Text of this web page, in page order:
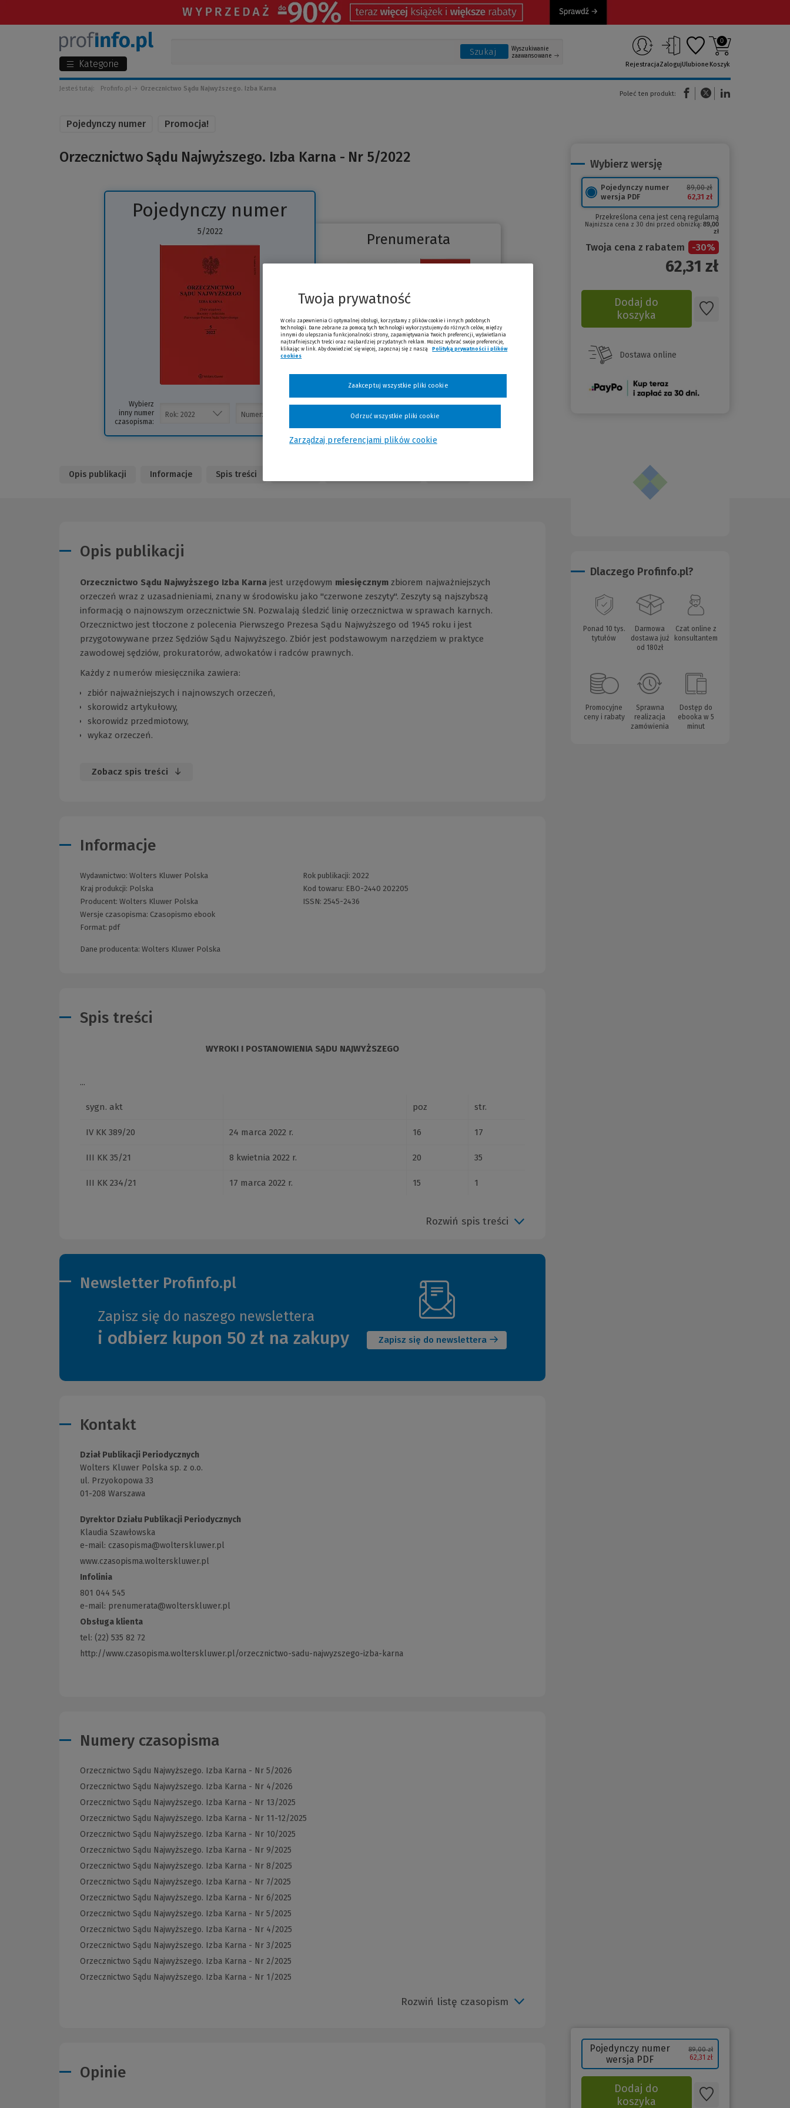
Kategorie
Szukaj
Wyszukiwanie
zaawansowane
RejestracjaZalogujUlubione
0
Koszyk
Jesteś tutaj: Profinfo.pl Orzecznictwo Sądu Najwyższego. Izba Karna
Poleć ten produkt:
(Nowe okno)(Link do innej strony)
Pojedynczy numer Promocja!
Orzecznictwo Sądu Najwyższego. Izba Karna - Nr 5/2022
Pojedynczy numer
5/2022
Wybierz
inny numer
czasopisma:
Prenumerata
Sprawdź
Opis publikacji Informacje Spis treści
Opis publikacji
Orzecznictwo Sądu Najwyższego Izba Karna jest urzędowym miesięcznym zbiorem najważniejszych
orzeczeń wraz z uzasadnieniami, znany w środowisku jako "czerwone zeszyty". Zeszyty są najszybszą
informacją o najnowszym orzecznictwie SN. Pozwalają śledzić linię orzecznictwa w sprawach karnych.
Orzecznictwo jest tłoczone z polecenia Pierwszego Prezesa Sądu Najwyższego od 1945 roku i jest
przygotowywane przez Sędziów Sądu Najwyższego. Zbiór jest podstawowym narzędziem w praktyce
zawodowej sędziów, prokuratorów, adwokatów i radców prawnych.
Każdy z numerów miesięcznika zawiera:
zbiór najważniejszych i najnowszych orzeczeń,
skorowidz artykułowy,
skorowidz przedmiotowy,
wykaz orzeczeń.
Zobacz spis treści
Informacje
Wydawnictwo: Wolters Kluwer Polska
Kraj produkcji: Polska
Producent: Wolters Kluwer Polska
Wersje czasopisma: Czasopismo ebook
Format: pdf
Rok publikacji: 2022
Kod towaru: EBO-2440 202205
ISSN: 2545-2436
Dane producenta: Wolters Kluwer Polska
Spis treści
WYROKI I POSTANOWIENIA SĄDU NAJWYŻSZEGO
...
sygn. akt poz str.
IV KK 389/20 24 marca 2022 r. 16 17
III KK 35/21 8 kwietnia 2022 r. 20 35
III KK 234/21 17 marca 2022 r. 15 1
Rozwiń spis treści
Newsletter Profinfo.pl
Zapisz się do naszego newslettera
i odbierz kupon 50 zł na zakupy Zapisz się do newslettera
okno)
Kontakt
Dział Publikacji Periodycznych
Wolters Kluwer Polska sp. z o.o.
ul. Przyokopowa 33
01-208 Warszawa
Dyrektor Działu Publikacji Periodycznych
Klaudia Szawłowska
e-mail: czasopisma@wolterskluwer.pl
www.czasopisma.wolterskluwer.pl
strony)
Infolinia
801 044 545
e-mail: prenumerata@wolterskluwer.pl
Obsługa klienta
tel: (22) 535 82 72
http://www.czasopisma.wolterskluwer.pl/orzecznictwo-sadu-najwyzszego-izba-karna
Numery czasopisma
Orzecznictwo Sądu Najwyższego. Izba Karna - Nr 5/2026
Orzecznictwo Sądu Najwyższego. Izba Karna - Nr 4/2026
Orzecznictwo Sądu Najwyższego. Izba Karna - Nr 13/2025
Orzecznictwo Sądu Najwyższego. Izba Karna - Nr 11-12/2025
Orzecznictwo Sądu Najwyższego. Izba Karna - Nr 10/2025
Orzecznictwo Sądu Najwyższego. Izba Karna - Nr 9/2025
Orzecznictwo Sądu Najwyższego. Izba Karna - Nr 8/2025
Orzecznictwo Sądu Najwyższego. Izba Karna - Nr 7/2025
Orzecznictwo Sądu Najwyższego. Izba Karna - Nr 6/2025
Orzecznictwo Sądu Najwyższego. Izba Karna - Nr 5/2025
Orzecznictwo Sądu Najwyższego. Izba Karna - Nr 4/2025
Orzecznictwo Sądu Najwyższego. Izba Karna - Nr 3/2025
Orzecznictwo Sądu Najwyższego. Izba Karna - Nr 2/2025
Orzecznictwo Sądu Najwyższego. Izba Karna - Nr 1/2025
Rozwiń listę czasopism
Opinie
Wybierz wersję
Pojedynczy numer
wersja PDF
89,00 zł
62,31 zł
Pojedynczy numer
wersja PDF
89,00 zł
62,31 zł
Dodaj do
koszyka
Przekreślona cena jest ceną regularną
Najniższa cena z 30 dni przed obniżką: 89,00
zł
Twoja cena z rabatem -30%
62,31 zł
Dodaj do
koszyka
Dostawa online
(Nowe
Dlaczego Profinfo.pl?
Ponad 10 tys.
tytułów
Darmowa
dostawa już
od 180zł
Czat online z
konsultantem
Promocyjne
ceny i rabaty
Sprawna
realizacja
zamówienia
Dostęp do
ebooka w 5
minut
Twoja prywatność
W celu zapewnienia Ci optymalnej obsługi, korzystamy z plików cookie i innych podobnych
technologii. Dane zebrane za pomocą tych technologii wykorzystujemy do różnych celów, między
innymi do ulepszania funkcjonalności strony, zapamiętywania Twoich preferencji, wyświetlania
najtrafniejszych treści oraz najbardziej przydatnych reklam. Możesz wybrać swoje preferencje,
klikając w link. Aby dowiedzieć się więcej, zapoznaj się z naszą
Polityką prywatności i plików
cookies
Zarządzaj preferencjami plików cookie
Odrzuć wszystkie pliki cookie
Zaakceptuj wszystkie pliki cookie